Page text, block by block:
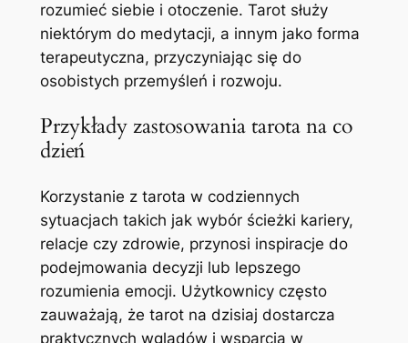
rozumieć siebie i otoczenie. Tarot służy
niektórym do medytacji, a innym jako forma
terapeutyczna, przyczyniając się do
osobistych przemyśleń i rozwoju.
Przykłady zastosowania tarota na co
dzień
Korzystanie z tarota w codziennych
sytuacjach takich jak wybór ścieżki kariery,
relacje czy zdrowie, przynosi inspiracje do
podejmowania decyzji lub lepszego
rozumienia emocji. Użytkownicy często
zauważają, że tarot na dzisiaj dostarcza
praktycznych wglądów i wsparcia w